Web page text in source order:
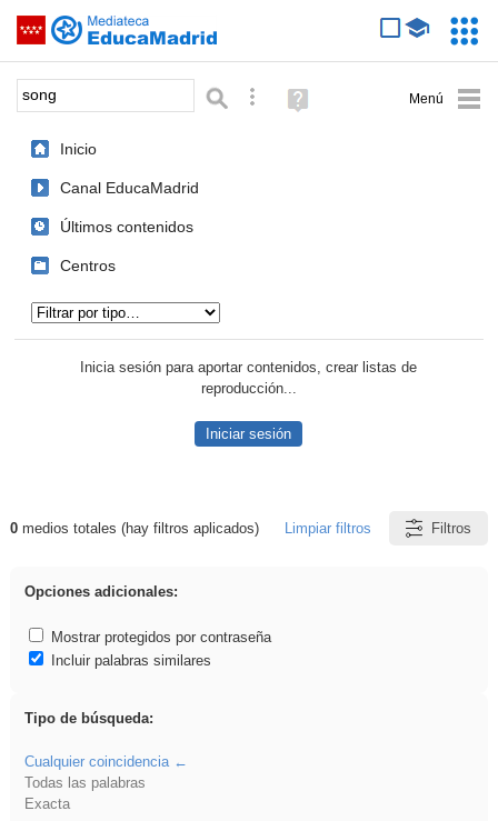
Saltar navegación
Palabra o frase: Búsqueda avanzada
Ayuda
(en
Inicio
Canal EducaMadrid
Últimos contenidos
Centros
Inicia sesión para aportar contenidos, crear listas de
reproducción...
Iniciar sesión
Resultados de: song
0medios totales (hay filtros aplicados) Limpiar filtros Filtros
Opciones adicionales:
Mostrar protegidos por contraseña
Incluir palabras similares
Tipo de búsqueda:
Cualquier coincidencia
Todas las palabras
Exacta